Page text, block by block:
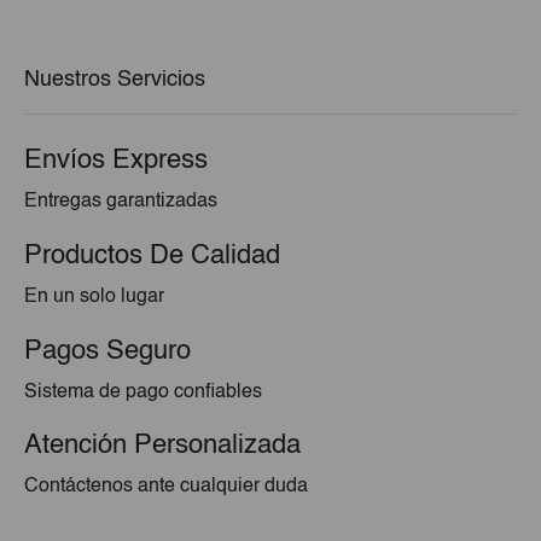
Nuestros Servicios
Envíos Express
Entregas garantizadas
Productos De Calidad
En un solo lugar
Pagos Seguro
Sistema de pago confiables
Atención Personalizada
Contáctenos ante cualquier duda